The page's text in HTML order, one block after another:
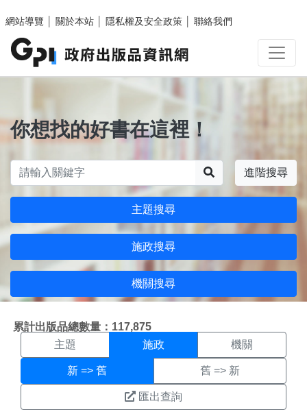
網站導覽
關於本站 隱私權及安全政策 聯絡我們
你想找的好書在這裡！
進階搜尋
主題搜尋
施政搜尋
機關搜尋
累計出版品總數量：117,875
施政搜尋結果頁面
主題 施政 機關
新 => 舊 舊 => 新
匯出查詢